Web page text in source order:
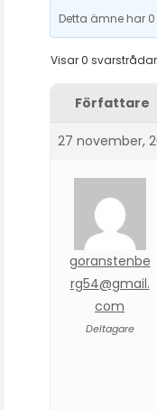
Detta ämne har
Visar 0 svarstrådar
Författare
27 november,
goranstenbe
rg54@gmail.
com
Deltagare